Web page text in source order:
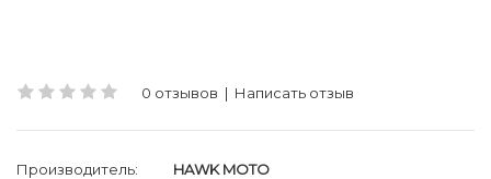
0 отзывов | Написать отзыв
Производитель:
HAWK MOTO